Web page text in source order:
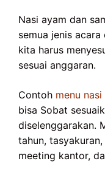
Nasi ayam dan
semua jenis
kita harus
sesuai anggaran.
Contoh menu
bisa Sobat
diselenggarakan.
tahun,
meeting kantor,